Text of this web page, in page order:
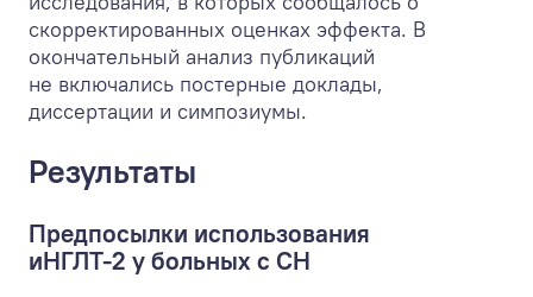
скорректированных оценках эффекта. В
окончательный анализ публикаций
не включались постерные доклады,
диссертации и симпозиумы.
Результаты
Предпосылки использования
иНГЛТ-2 у больных с СН